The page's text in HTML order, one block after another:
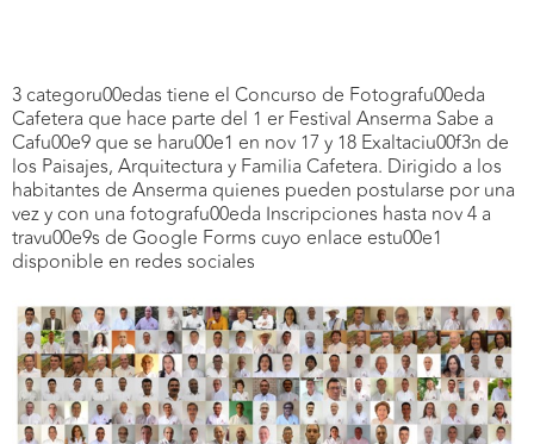
3 categoru00edas tiene el Concurso de Fotografu00eda
Cafetera que hace parte del 1 er Festival Anserma Sabe a
Cafu00e9 que se haru00e1 en nov 17 y 18 Exaltaciu00f3n de
los Paisajes, Arquitectura y Familia Cafetera. Dirigido a los
habitantes de Anserma quienes pueden postularse por una
vez y con una fotografu00eda Inscripciones hasta nov 4 a
travu00e9s de Google Forms cuyo enlace estu00e1
disponible en redes sociales